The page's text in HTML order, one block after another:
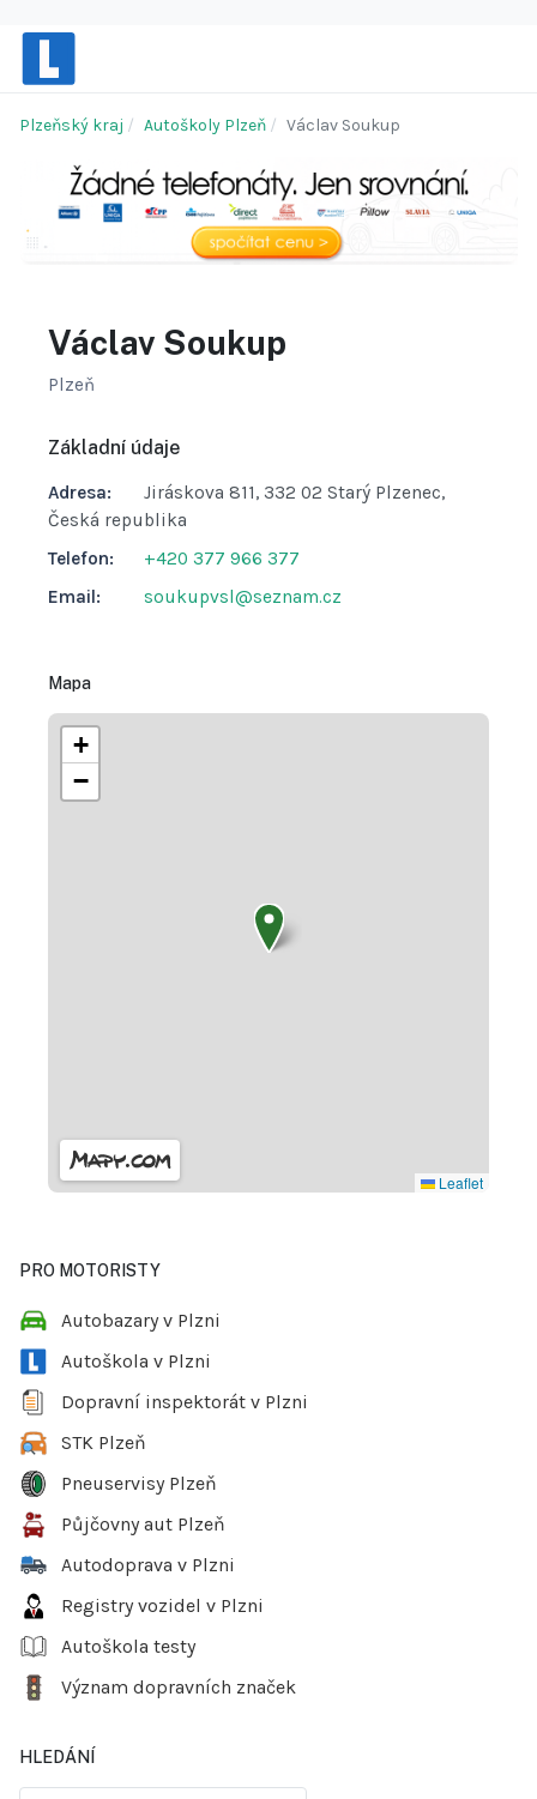
Plzeňský kraj Autoškoly Plzeň Václav Soukup
Václav Soukup
Plzeň
Základní údaje
Adresa:
Jiráskova 811, 332 02 Starý Plzenec,
Česká republika
Telefon:
+420 377 966 377
Email:
soukupvsl@seznam.cz
Mapa
+
−
Leaflet
PRO MOTORISTY
Autobazary v Plzni
Autoškola v Plzni
Dopravní inspektorát v Plzni
STK Plzeň
Pneuservisy Plzeň
Půjčovny aut Plzeň
Autodoprava v Plzni
Registry vozidel v Plzni
Autoškola testy
Význam dopravních značek
HLEDÁNÍ